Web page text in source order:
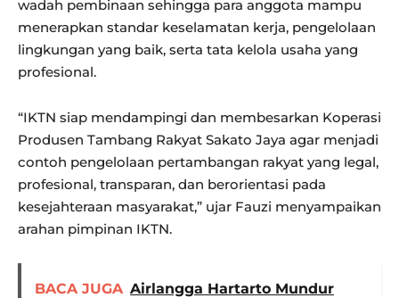
wadah pembinaan sehingga para anggota mampu
menerapkan standar keselamatan kerja, pengelolaan
lingkungan yang baik, serta tata kelola usaha yang
profesional.
“IKTN siap mendampingi dan membesarkan Koperasi
Produsen Tambang Rakyat Sakato Jaya agar menjadi
contoh pengelolaan pertambangan rakyat yang legal,
profesional, transparan, dan berorientasi pada
kesejahteraan masyarakat,” ujar Fauzi menyampaikan
arahan pimpinan IKTN.
BACA JUGA Airlangga Hartarto Mundur